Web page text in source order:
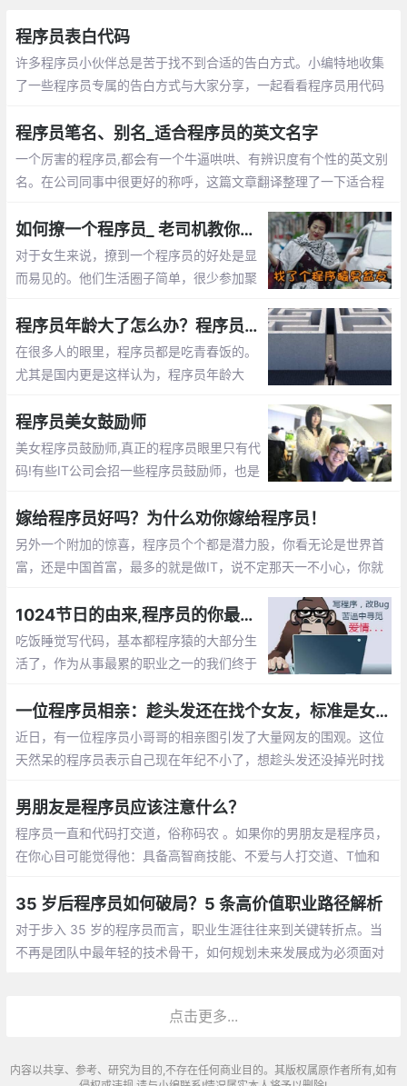
程序员表白代码
许多程序员小伙伴总是苦于找不到合适的告白方式。小编特地收集
了一些程序员专属的告白方式与大家分享，一起看看程序员用代码
程序员笔名、别名_适合程序员的英文名字
一个厉害的程序员,都会有一个牛逼哄哄、有辨识度有个性的英文别
名。在公司同事中很更好的称呼，这篇文章翻译整理了一下适合程
如何撩一个程序员_ 老司机教你怎么追程序员
对于女生来说，撩到一个程序员的好处是显
而易见的。他们生活圈子简单，很少参加聚
码的路上。这篇文章告诉你怎么撩程序员程序员年龄大了怎么办？程序员年龄大了的出路
在很多人的眼里，程序员都是吃青春饭的。
尤其是国内更是这样认为，程序员年龄大
担心以后的出路了。那么未来大龄程序员的
出路在哪呢？
程序员美女鼓励师
美女程序员鼓励师,真正的程序员眼里只有代
码!有些IT公司会招一些程序员鼓励师，也是
程序员鼓励师的作用，她们总是能激发程序
员们的肾上腺素分泌。
嫁给程序员好吗？为什么劝你嫁给程序员！
另外一个附加的惊喜，程序员个个都是潜力股，你看无论是世界首
富，还是中国首富，最多的就是做IT，说不定那天一不小心，你就
序员收入稳定，生活安逸，属于长期持有型成长股
1024节日的由来,程序员的你最想对自己说的是什么？【1024程序员节日】
吃饭睡觉写代码，基本都程序猿的大部分生
活了，作为从事最累的职业之一的我们终于
序员致敬，向自己致敬，向未来致敬。
一位程序员相亲：趁头发还在找个女友，标准是女孩就行
近日，有一位程序员小哥哥的相亲图引发了大量网友的围观。这位
天然呆的程序员表示自己现在年纪不小了，想趁头发还没掉光时找
男朋友是程序员应该注意什么？
程序员一直和代码打交道，俗称码农 。如果你的男朋友是程序员，
在你心目可能觉得他：具备高智商技能、不爱与人打交道、T恤和
相处呢，需要你应该注意什么呢？
35 岁后程序员如何破局？5 条高价值职业路径解析
对于步入 35 岁的程序员而言，职业生涯往往来到关键转折点。当
不再是团队中最年轻的技术骨干，如何规划未来发展成为必须面对
点击更多...
内容以共享、参考、研究为目的,不存在任何商业目的。其版权属原作者所有,如有